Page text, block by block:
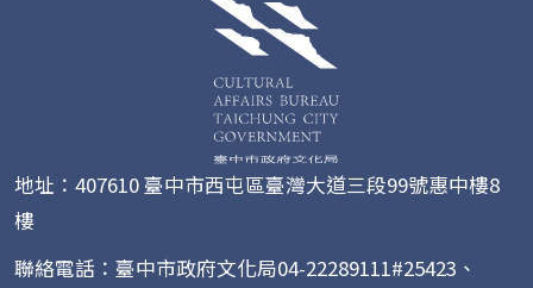
地址：407610 臺中市西屯區臺灣大道三段99號惠中樓8
樓
聯絡電話：臺中市政府文化局04-22289111#25423、